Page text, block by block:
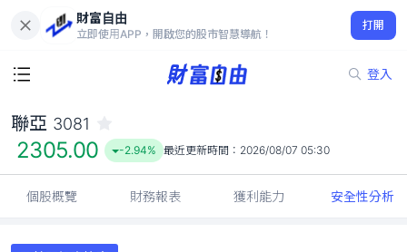
財富自由
立即使用APP，開啟您的股市智慧導航！
打開
登入
2305.00
-2.94%
聯亞 3081
2305.00 -2.94% 最近更新時間： 2026/08/07 05:30
個股概覽 財務報表 獲利能力 安全性分析